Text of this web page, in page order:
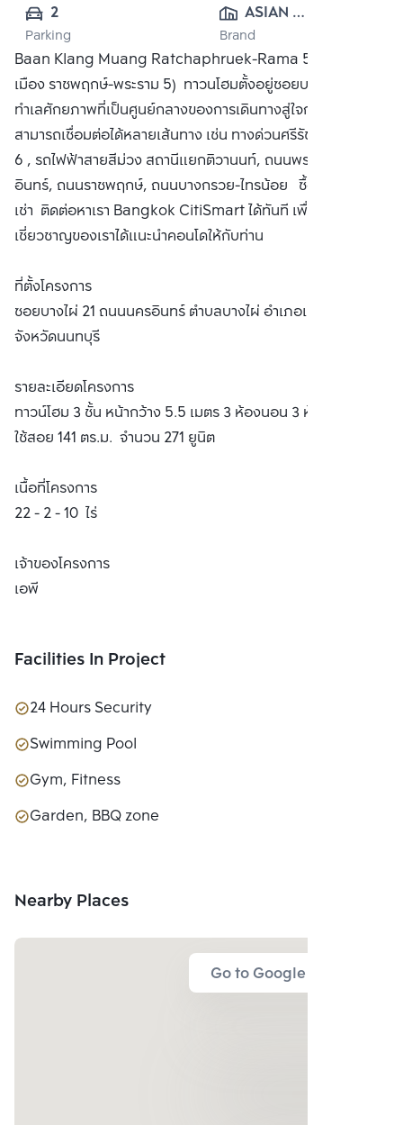
2
Parking
ASIAN
PROPERTY
(KRUNGTHEP)
CO., LTD.
Brand
Baan Klang Muang Ratchaphruek-Rama 5 (บ้านกลาง
เมือง ราชพฤกษ์-พระราม 5) ทาวนโฮมตั้งอยู่ซอยบางไผ่ 21 บน
ทำเลศักยภาพที่เป็นศูนย์กลางของการเดินทางสู่ใจกลางเมือง
สามารถเชื่อมต่อได้หลายเส้นทาง เช่น ทางด่วนศรีรัช ด่านพระราม
6 , รถไฟฟ้าสายสีม่วง สถานีแยกติวานนท์, ถนนพระราม 5-นคร
อินทร์, ถนนราชพฤกษ์, ถนนบางกรวย-ไทรน้อย ซื้อ ขาย หรือ
เช่า ติดต่อหาเรา Bangkok CitiSmart ได้ทันที เพื่อให้ผู้
เชี่ยวชาญของเราได้แนะนำคอนโดให้กับท่าน
ที่ตั้งโครงการ
ซอยบางไผ่ 21 ถนนนครอินทร์ ตำบลบางไผ่ อำเภอเมืองนนทบุรี
จังหวัดนนทบุรี
รายละเอียดโครงการ
ทาวน์โฮม 3 ชั้น หน้ากว้าง 5.5 เมตร 3 ห้องนอน 3 ห้องน้ำ พื้นที่
ใช้สอย 141 ตร.ม. จำนวน 271 ยูนิต
เนื้อที่โครงการ
22 - 2 - 10 ไร่
เจ้าของโครงการ
เอพี
Facilities In Project
24 Hours Security
Swimming Pool
Gym, Fitness
Garden, BBQ zone
Nearby Places
Go to Google Map